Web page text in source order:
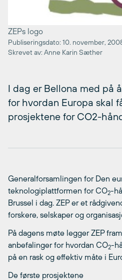
ZEPs logo
Publiseringsdato: 10. november,
Skrevet av: Anne Karin Sæther
I dag er Bellona med på
for hvordan Europa skal
prosjektene for CO2-
Generalforsamlingen for Den
teknologiplattformen for CO2-
Brussel i dag. ZEP er et
forskere, selskaper og
På dagens møte legger ZEP
anbefalinger for hvordan CO2-
på en rask og effektiv måte i
De første prosjektene